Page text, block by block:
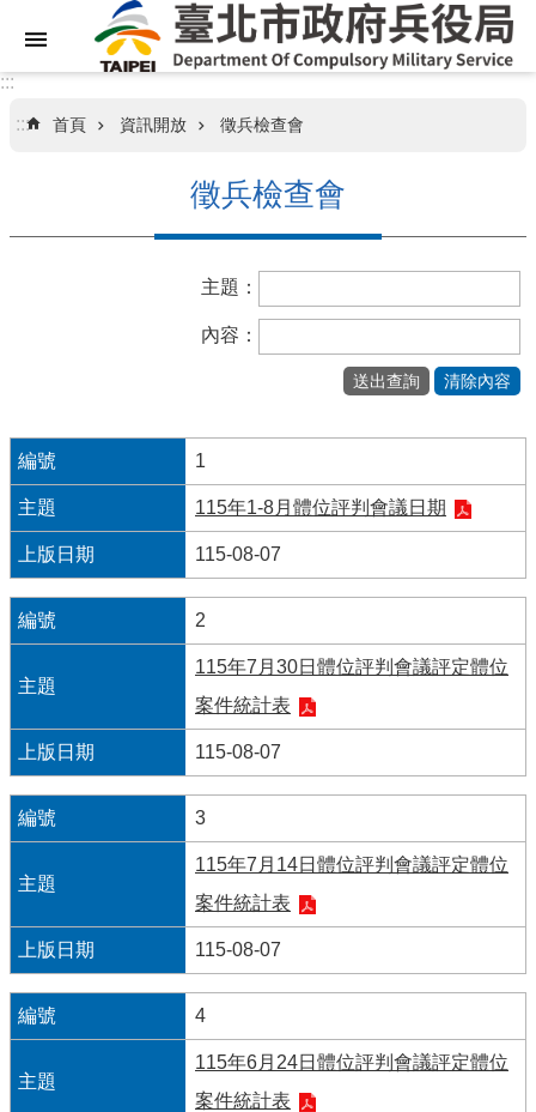
跳到主要內容區塊
訊
息
專
區
便
民
服
訊
開
放
定
算
書
網
導
:::
::: 首頁 資訊開放 徵兵檢查會
徵兵檢查會
主題：
內容：
1
115年1-8月體位評判會議日期
115-08-07
2
115年7月30日體位評判會議評定體位
案件統計表
115-08-07
3
115年7月14日體位評判會議評定體位
案件統計表
115-08-07
4
115年6月24日體位評判會議評定體位
案件統計表